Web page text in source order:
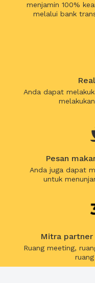
menjamin 100%
melalui bank
Anda dapat
Pesan
Anda juga dapat
untuk
Mitra
Ruang meeting,